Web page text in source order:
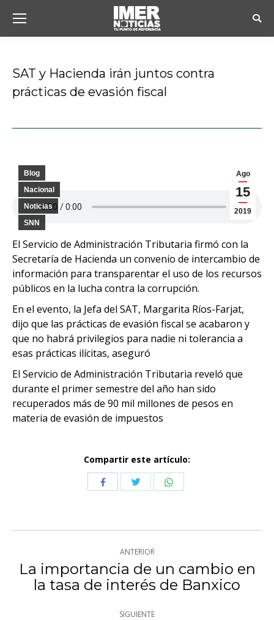
SAT y Hacienda irán juntos contra
prácticas de evasión fiscal
Ago
15
2019
Blog
Nacional
Noticias
SNN
El Servicio de Administración Tributaria firmó con la
Secretaría de Hacienda un convenio de intercambio de
información para transparentar el uso de los recursos
públicos en la lucha contra la corrupción.
En el evento, la Jefa del SAT, Margarita Ríos-Farjat,
dijo que las prácticas de evasión fiscal se acabaron y
que no habrá privilegios para nadie ni tolerancia a
esas prácticas ilícitas, aseguró
El Servicio de Administración Tributaria reveló que
durante el primer semestre del año han sido
recuperados más de 90 mil millones de pesos en
materia de evasión de impuestos
Compartir este artículo:
CompartirCompartirCompartir
Navegación
entre
publicaciones
ANTERIOR
Publicación
anterior:
La importancia de un cambio en
la tasa de interés de Banxico
SIGUIENTE